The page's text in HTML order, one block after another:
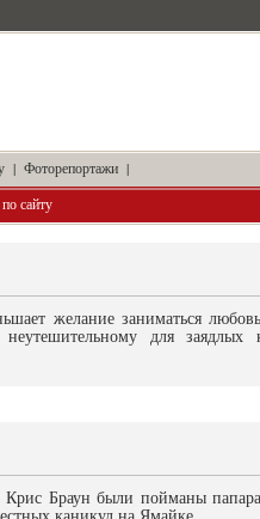
| Фоторепортажи |
сайту
желание заниматься
для заядлых
Браун были пойманы